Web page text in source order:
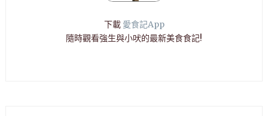
下載 愛食記App
隨時觀看強生與小吠的最新美食食記!